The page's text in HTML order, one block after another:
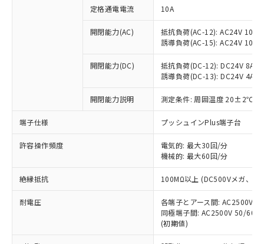
定格通電電流 10A
開閉能力(AC)
抵抗負荷(AC-12): AC24V 10A/
誘導負荷(AC-15): AC24V
開閉能力(DC)
抵抗負荷(DC-12): DC24V 8A/
誘導負荷(DC-13): DC24V 4A/
開閉能力説明 測定条件: 周囲温度 20±2℃、
端子仕様 プッシュインPlus端子台
許容操作頻度
電気的: 最大30回/分
機械的: 最大60回/分
絶縁抵抗 100MΩ以上 (DC500Vメガ、点
耐電圧
各端子とアース間: AC2500V
同極端子間: AC2500V 50/
(初期値)
ご利用条件
以下の条件をお読みいただき、同意のうえ
ご利用ください。
本サービスは、当社制御機器事業取扱
商品の当社在庫状況および標準価格
(税抜)を提供させていただくもので
当社制御機器事業取扱商品の中には、
本サービスの対象外となる商品もある
ことをご了承ください。
在庫状況および標準価格照会結果は、
記載している更新日時点での社内デー
タに基づき作成されるものであり、閲
覧された時点での実際の在庫および標
準価格とは異なる場合があることをご
対応予定：EU RoHS指令（10物質）の非含
有に対応した製品に切り替える予定のある
対応予定なし：EU RoHS指令（10物質）の
非含有に非対応の商品で、対応品を出す予
定はありません。
調査・確認中：EU RoHS指令（10物質）の
非含有の対応状況を調査中または確認中の
非該当品：ライセンス料など無形物で、有
害物質有無と関係のない商品です。
仕入先様の事情により、非含有部品として
いたものが、含有品と判明した場合などや
むを得ず変更することがあります。
鉛(Pb) 1000ppm以下、 水銀(Hg) 1000ppm以下、 カド
六価クロム(Cr(Ⅵ)) 1000ppm以下、ポリ臭化ビフェニル
類(PBB) 1000ppm以下、ポリ臭化ジフェニルエーテル類
(PBDE) 1000ppm以下、フタル酸ビス(2-エチルヘキシ
※1 中国RoHS○×表
「○」：最大均質材料含有率が中国RoHSの
基準値以下であることを示します。
「×」：最大均質材料含有率が中国RoHSの
基準値を超えていることを示します。
「－」：未確認です。当社販売部門へお問
い合わせください。
*中国RoHS10物質の基準値 (GB/T26572)：
Pb(鉛) :1000ppm、 Hg(水銀) : 1000ppm、 Cd(カドミウ
Cr(Ⅵ)(六価クロム) : 1000ppm、 PBBs(ポリ臭化ビフェ
当社は、これら貴社製品のうち、外国
為替および外国貿易法に定める商品
（以下｢規制貨物等」という）を輸出
国政府の輸出許可(または役務取引許
可)を取得するなどの必要な手続きを